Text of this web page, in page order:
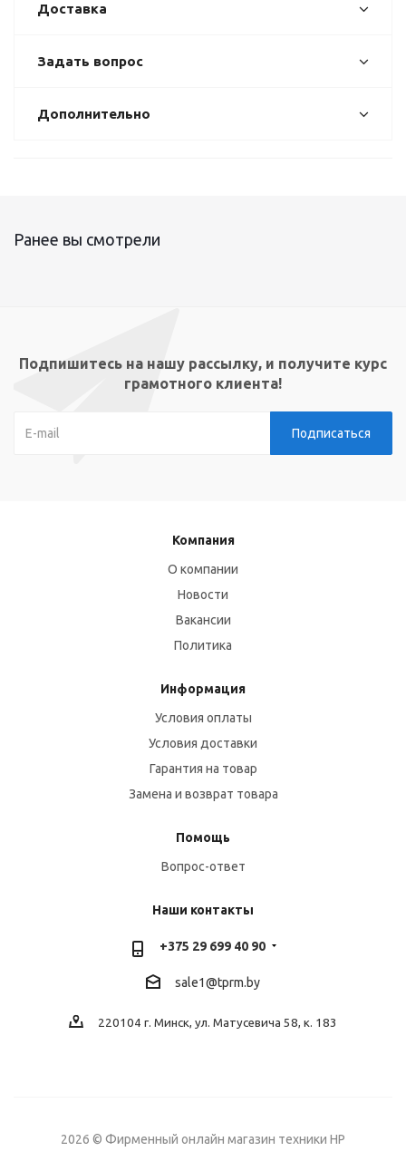
Доставка
Задать вопрос
Дополнительно
Ранее вы смотрели
Подпишитесь на нашу рассылку, и получите курс
грамотного клиента!
Компания
О компании
Новости
Вакансии
Политика
Информация
Условия оплаты
Условия доставки
Гарантия на товар
Замена и возврат товара
Помощь
Вопрос-ответ
Наши контакты
+375 29 699 40 90
sale1@tprm.by
220104 г. Минск, ул. Матусевича 58, к. 183
2026 © Фирменный онлайн магазин техники HP